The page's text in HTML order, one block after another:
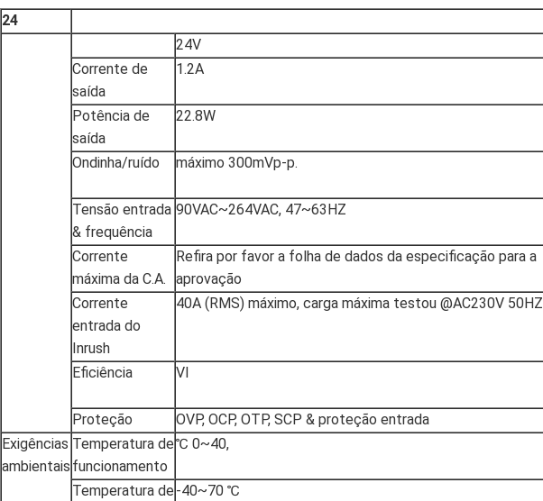
24
24V
Corrente de
saída
1.2A
Potência de
saída
22.8W
Ondinha/ruído máximo 300mVp-p.
Tensão entrada
& frequência
90VAC~264VAC, 47~63HZ
Corrente
máxima da C.A.
Refira por favor a folha de dados da especificação para a
aprovação
Corrente
entrada do
Inrush
40A (RMS) máximo, carga máxima testou @AC230V 50HZ
Eficiência VI
Proteção
OVP, OCP, OTP, SCP & proteção entrada
Exigências
ambientais
Temperatura de
funcionamento
℃ 0~40,
Temperatura de -40~70 ℃